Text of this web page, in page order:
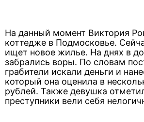
На данный момент Виктория
коттедже в Подмосковье.
ищет новое жилье. На днях в
забрались воры. По словам
грабители искали деньги и
который она оценила в
рублей. Также девушка
преступники вели себя